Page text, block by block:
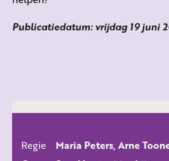
Publicatiedatum: vrijdag 19 juni
ALLE FILMS
Regie
Maria Peters, Arne